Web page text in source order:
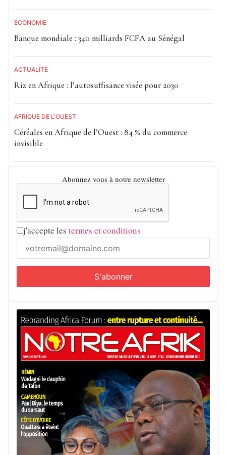
ECONOMIE
Banque mondiale : 340 milliards FCFA au Sénégal
ACTUALITE
Riz en Afrique : l’autosuffisance visée pour 2030
AFRIQUE DE L'OUEST
Céréales en Afrique de l’Ouest : 84 % du commerce
invisible
Abonnez vous à notre newsletter
j'accepte les termes et conditions